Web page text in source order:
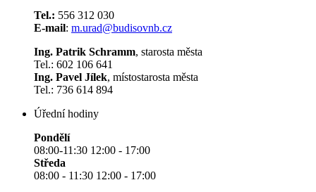
Tel.: 556 312 030
E-mail: m.urad@budisovnb.cz
Ing. Patrik Schramm, starosta města
Tel.: 602 106 641
Ing. Pavel Jílek, místostarosta města
Tel.: 736 614 894
Úřední hodiny
Pondělí
08:00-11:30 12:00 - 17:00
Středa
08:00 - 11:30 12:00 - 17:00